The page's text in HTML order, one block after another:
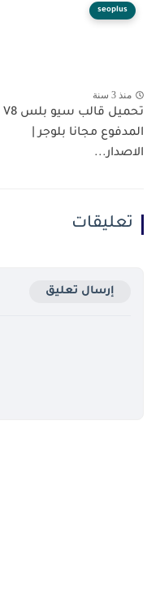
seoplus
منذ 3 سنة
تحميل قالب سيو بلس V8
المدفوع مجانا بلوجر |
الاصدار...
تعليقات
إرسال تعليق